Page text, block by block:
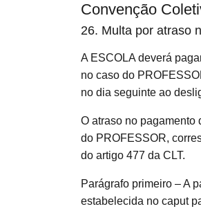
Convenção
26. Multa por atraso
A ESCOLA deverá
no caso do
no dia seguinte ao
O atraso no pagamento
do PROFESSOR,
do artigo 477 da CLT.
Parágrafo primeiro – A
estabelecida no caput